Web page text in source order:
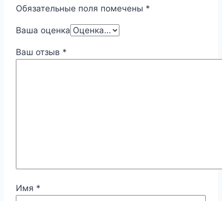
Обязательные поля помечены *
Ваша оценка
Ваш отзыв *
Имя *